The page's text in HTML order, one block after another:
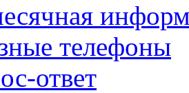
телефоны
ответ